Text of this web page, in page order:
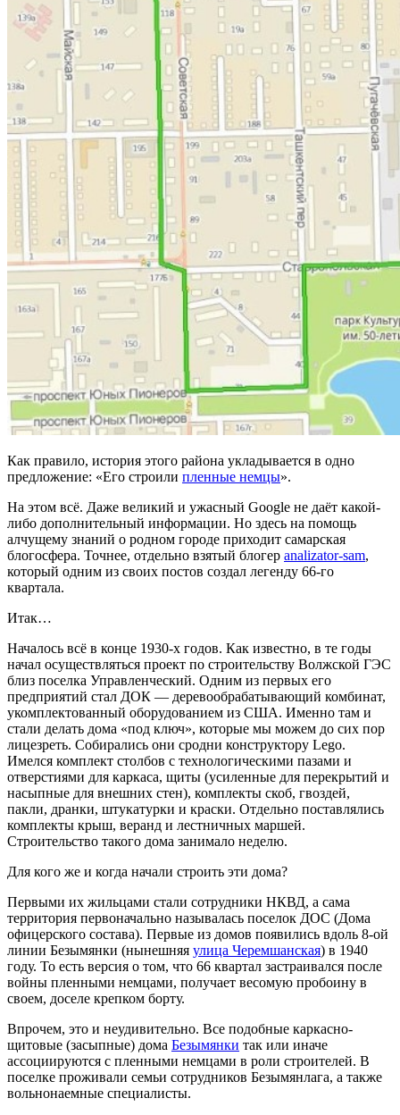
Как правило, история этого района укладывается в одно
предложение: «Его строили пленные немцы».
На этом всё. Даже великий и ужасный Google не даёт какой-
либо дополнительный информации. Но здесь на помощь
алчущему знаний о родном городе приходит самарская
блогосфера. Точнее, отдельно взятый блогер analizator-sam,
который одним из своих постов создал легенду 66-го
квартала.
Итак…
Началось всё в конце 1930-х годов. Как известно, в те годы
начал осуществляться проект по строительству Волжской ГЭС
близ поселка Управленческий. Одним из первых его
предприятий стал ДОК — деревообрабатывающий комбинат,
укомплектованный оборудованием из США. Именно там и
стали делать дома «под ключ», которые мы можем до сих пор
лицезреть. Собирались они сродни конструктору Lego.
Имелся комплект столбов с технологическими пазами и
отверстиями для каркаса, щиты (усиленные для перекрытий и
насыпные для внешних стен), комплекты скоб, гвоздей,
пакли, дранки, штукатурки и краски. Отдельно поставлялись
комплекты крыш, веранд и лестничных маршей.
Строительство такого дома занимало неделю.
Для кого же и когда начали строить эти дома?
Первыми их жильцами стали сотрудники НКВД, а сама
территория первоначально называлась поселок ДОС (Дома
офицерского состава). Первые из домов появились вдоль 8-ой
линии Безымянки (нынешняя улица Черемшанская) в 1940
году. То есть версия о том, что 66 квартал застраивался после
войны пленными немцами, получает весомую пробоину в
своем, доселе крепком борту.
Впрочем, это и неудивительно. Все подобные каркасно-
щитовые (засыпные) дома Безымянки так или иначе
ассоциируются с пленными немцами в роли строителей. В
поселке проживали семьи сотрудников Безымянлага, а также
вольнонаемные специалисты.